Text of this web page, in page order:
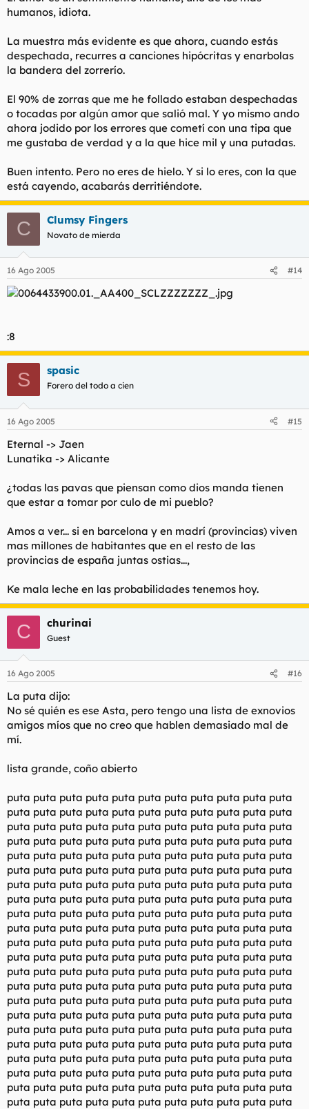
humanos, idiota.
La muestra más evidente es que ahora, cuando estás
despechada, recurres a canciones hipócritas y enarbolas
la bandera del zorrerío.
El 90% de zorras que me he follado estaban despechadas
o tocadas por algún amor que salió mal. Y yo mismo ando
ahora jodido por los errores que cometí con una tipa que
me gustaba de verdad y a la que hice mil y una putadas.
Buen intento. Pero no eres de hielo. Y si lo eres, con la que
está cayendo, acabarás derritiéndote.
C Clumsy Fingers
Novato de mierda
16 Ago 2005 #14
:8
S spasic
Forero del todo a cien
16 Ago 2005 #15
Eternal -> Jaen
Lunatika -> Alicante
¿todas las pavas que piensan como dios manda tienen
que estar a tomar por culo de mi pueblo?
Amos a ver... si en barcelona y en madrí (provincias) viven
mas millones de habitantes que en el resto de las
provincias de españa juntas ostias...,
Ke mala leche en las probabilidades tenemos hoy.
C churinai
Guest
16 Ago 2005 #16
La puta dijo:
No sé quién es ese Asta, pero tengo una lista de exnovios
amigos míos que no creo que hablen demasiado mal de
mí.
lista grande, coño abierto
puta puta puta puta puta puta puta puta puta puta puta
puta puta puta puta puta puta puta puta puta puta puta
puta puta puta puta puta puta puta puta puta puta puta
puta puta puta puta puta puta puta puta puta puta puta
puta puta puta puta puta puta puta puta puta puta puta
puta puta puta puta puta puta puta puta puta puta puta
puta puta puta puta puta puta puta puta puta puta puta
puta puta puta puta puta puta puta puta puta puta puta
puta puta puta puta puta puta puta puta puta puta puta
puta puta puta puta puta puta puta puta puta puta puta
puta puta puta puta puta puta puta puta puta puta puta
puta puta puta puta puta puta puta puta puta puta puta
puta puta puta puta puta puta puta puta puta puta puta
puta puta puta puta puta puta puta puta puta puta puta
puta puta puta puta puta puta puta puta puta puta puta
puta puta puta puta puta puta puta puta puta puta puta
puta puta puta puta puta puta puta puta puta puta puta
puta puta puta puta puta puta puta puta puta puta puta
puta puta puta puta puta puta puta puta puta puta puta
puta puta puta puta puta puta puta puta puta puta puta
puta puta puta puta puta puta puta puta puta puta puta
puta puta puta puta puta puta puta puta puta puta puta